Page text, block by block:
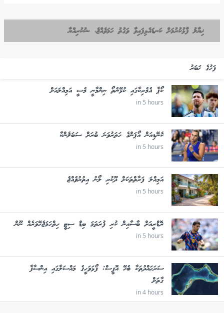
ޚިޔާލު ފާޅުކުރުމަށް ކަނޑައެޅިފައިވާ ވަގުތު ހަމަވެއްޖެ، ޝުކުރިއްޔާ
ފަހުގެ ޚަބަރު
ކޯޕާ އެމެރިކާގައި ކުޅޭނެތޯ ނިންމާނީ މެސީ އަމިއްލައަށް
in 5 hours
ކެނޭޑިއަން އޯޕަންގެ ހަތަރުވަނަ ބުރަށް ސަބަލެންކާ
in 5 hours
އަމިއްލަ ފަރާތްތަކަށް ދޫކުރި ލޯނު އިތުރުވެއްޖެ
in 5 hours
ރޮޑްރީއަށް ބާސާއިން ކުރި ފުރަތަމަ ބިޑް ސިޓީ ހިތްހަމަޖެހޭވަރެއް ނޫން
in 5 hours
ސަރަޙައްދުތަކާ ބެހޭ އޮފީސް: ފޯޅަވަހީގެ މައްސަލާގައި އިންސާފާ
ގާތަށް
in 4 hours